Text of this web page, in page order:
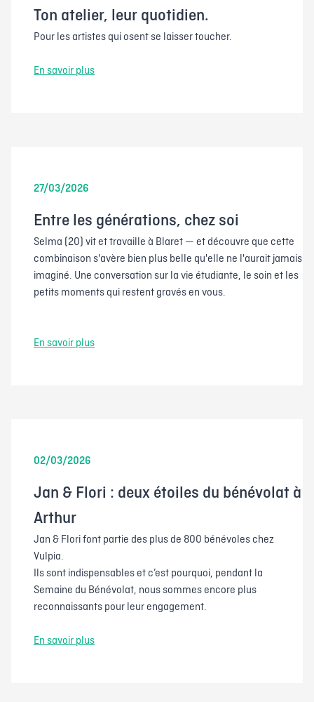
Ton atelier, leur quotidien.
Pour les artistes qui osent se laisser toucher.
En savoir plus
27/03/2026
Entre les générations, chez soi
Selma (20) vit et travaille à Blaret — et découvre que cette
combinaison s'avère bien plus belle qu'elle ne l'aurait jamais
imaginé. Une conversation sur la vie étudiante, le soin et les
petits moments qui restent gravés en vous.
En savoir plus
02/03/2026
Jan & Flori : deux étoiles du bénévolat à
Arthur
Jan & Flori font partie des plus de 800 bénévoles chez
Vulpia.
Ils sont indispensables et c’est pourquoi, pendant la
Semaine du Bénévolat, nous sommes encore plus
reconnaissants pour leur engagement.
En savoir plus